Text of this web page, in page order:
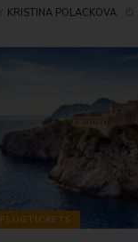
KRISTINA POLACKOVA
FLUGTICKETS